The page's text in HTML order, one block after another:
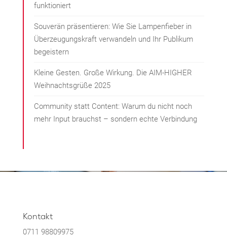
funktioniert
Souverän präsentieren: Wie Sie Lampenfieber in
Überzeugungskraft verwandeln und Ihr Publikum
begeistern
Kleine Gesten. Große Wirkung. Die AIM-HIGHER
Weihnachtsgrüße 2025
Community statt Content: Warum du nicht noch
mehr Input brauchst – sondern echte Verbindung
Kontakt
0711 98809975